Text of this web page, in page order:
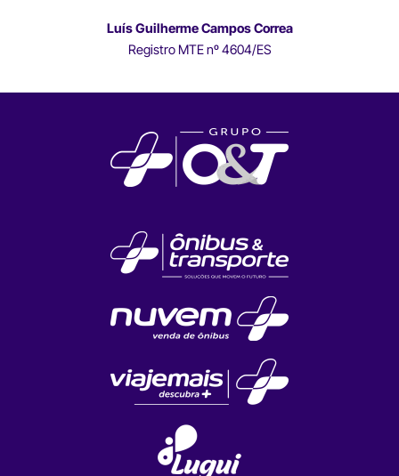
Luís Guilherme Campos Correa
Registro MTE nº 4604/ES